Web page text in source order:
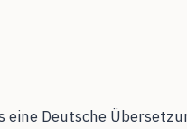
eine Deutsche